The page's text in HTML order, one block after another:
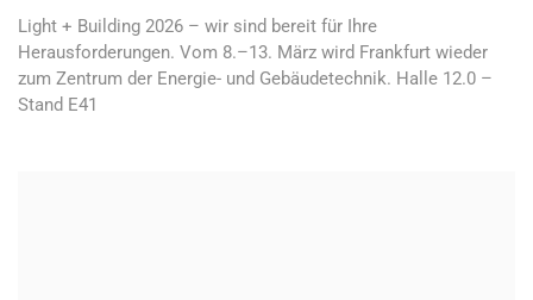
Light + Building 2026 – wir sind bereit für Ihre
Herausforderungen. Vom 8.–13. März wird Frankfurt wieder
zum Zentrum der Energie- und Gebäudetechnik. Halle 12.0 –
Stand E41